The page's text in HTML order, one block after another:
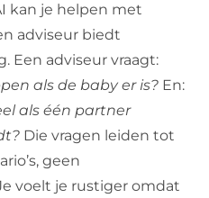
kan je helpen met
adviseur biedt
Een adviseur vraagt:
als de baby er is? En:
als één partner
Die vragen leiden tot
geen
voelt je rustiger omdat